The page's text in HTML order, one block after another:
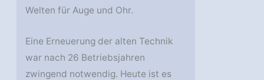
Welten für Auge und Ohr.
Eine Erneuerung der alten Technik
war nach 26 Betriebsjahren
zwingend notwendig. Heute ist es